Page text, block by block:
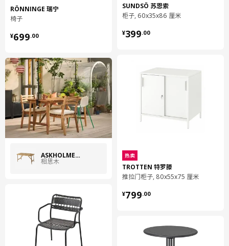
RÖNNINGE 瑞宁
椅子
¥699.00
¥ 699.00
ASKHOLMEN 阿霍蒙
相思木
SUNDSÖ 苏恩索
柜子, 60x35x86 厘米
¥399.00
¥ 399.00
热卖
TROTTEN 特罗滕
推拉门柜子, 80x55x75 厘米
¥799.00
¥ 799.00